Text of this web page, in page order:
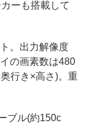
ーも搭載して
。出力解像度
の画素数は480
行き×高さ)。重
ブル(約150c